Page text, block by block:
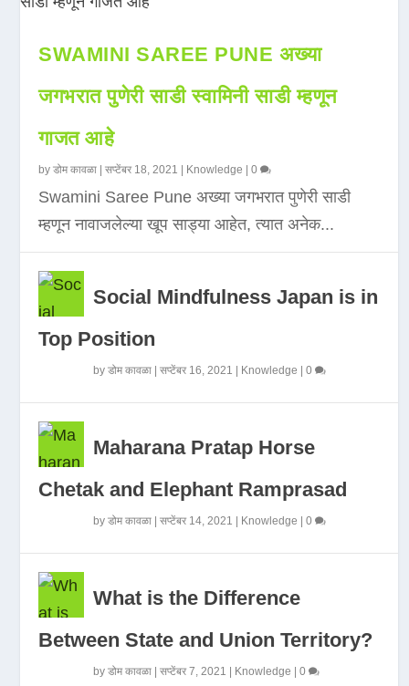
SWAMINI SAREE PUNE अख्या
जगभरात पुणेरी साडी स्वामिनी साडी म्हणून
गाजत आहे
byडोम कावळा |सप्टेंबर 18, 2021 Knowledge |0
Swamini Saree Pune अख्या जगभरात पुणेरी साडी
म्हणून नावाजलेल्या खूप साड्या आहेत, त्यात अनेक...
Social Mindfulness Japan is in
Top Position
byडोम कावळा |सप्टेंबर 16, 2021 Knowledge |0
Maharana Pratap Horse
Chetak and Elephant Ramprasad
byडोम कावळा |सप्टेंबर 14, 2021 Knowledge |0
What is the Difference
Between State and Union Territory?
byडोम कावळा |सप्टेंबर 7, 2021 Knowledge |0